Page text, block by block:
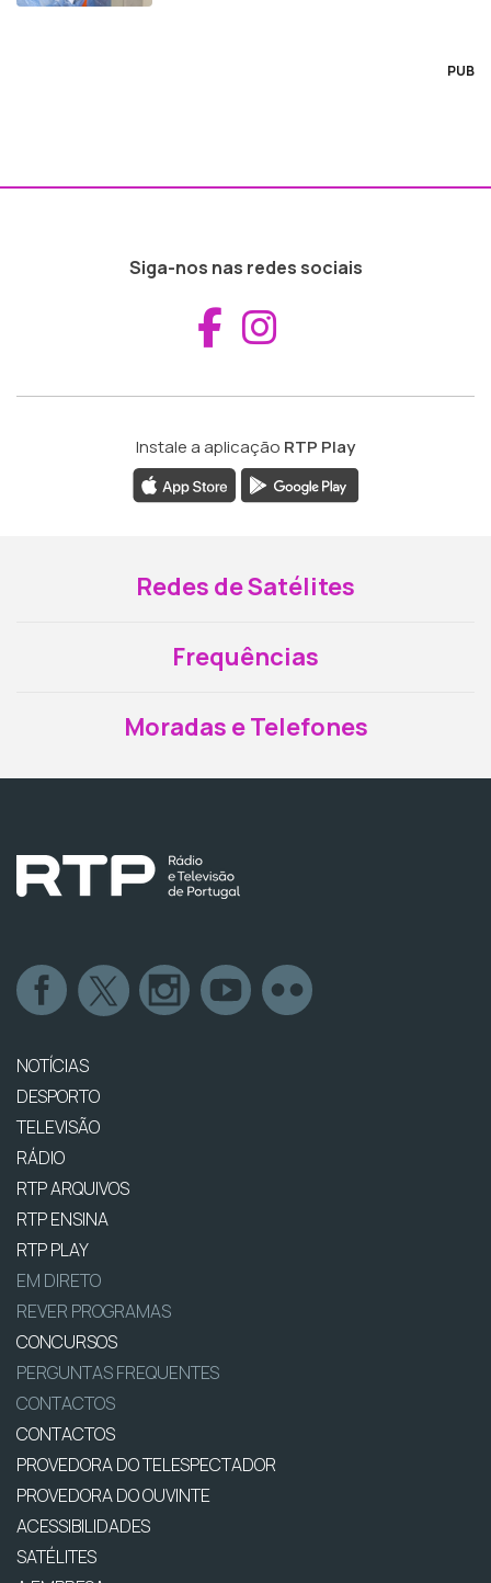
PUB
Siga-nos nas redes sociais
Aceder ao
Instale a aplicação RTP Play
Redes de Satélites
Frequências
Moradas e Telefones
NOTÍCIAS
DESPORTO
TELEVISÃO
RÁDIO
RTP ARQUIVOS
RTP ENSINA
RTP PLAY
EM DIRETO
REVER PROGRAMAS
CONCURSOS
PERGUNTAS FREQUENTES
CONTACTOS
CONTACTOS
PROVEDORA DO TELESPECTADOR
PROVEDORA DO OUVINTE
ACESSIBILIDADES
SATÉLITES